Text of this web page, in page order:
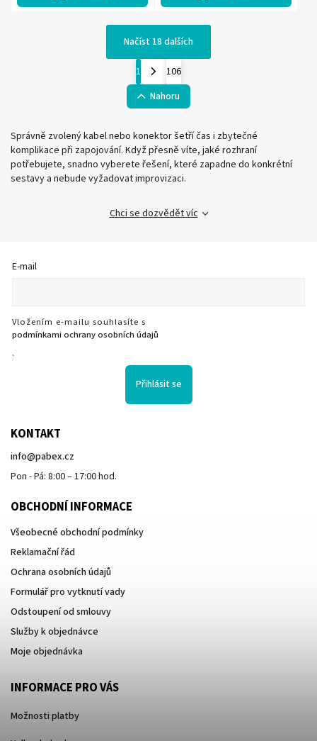
Načíst 18 dalších
1
106
Nahoru
Správně zvolený kabel nebo konektor šetří čas i zbytečné
komplikace při zapojování. Když přesně víte, jaké rozhraní
potřebujete, snadno vyberete řešení, které zapadne do konkrétní
sestavy a nebude vyžadovat improvizaci.
Chci se dozvědět víc
E-mail
Vložením e-mailu souhlasíte s
podmínkami ochrany osobních údajů
.
Přihlásit se
KONTAKT
info@pabex.cz
Pon - Pá: 8:00 – 17:00 hod.
OBCHODNÍ INFORMACE
Všeobecné obchodní podmínky
Reklamační řád
Ochrana osobních údajů
Formulář pro vytknutí vady
Odstoupení od smlouvy
Služby k objednávce
Moje objednávka
INFORMACE PRO VÁS
Možnosti platby